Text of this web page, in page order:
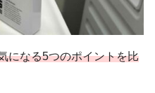
になる5つのポイントを比